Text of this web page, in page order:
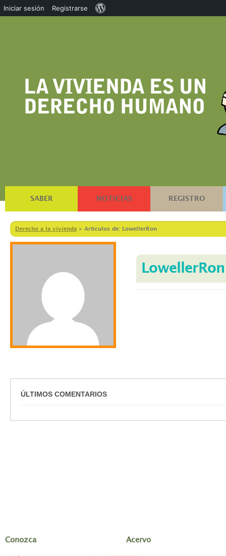
SABER NOTICIAS REGISTRO
Derecho a la vivienda > Artículos de: LowellerRon
LowellerRon
ÚLTIMOS COMENTARIOS
Conozca Acervo
Iniciar sesión Registrarse